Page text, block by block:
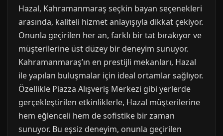
Hazal, Kahramanmaraş seçkin bayan seçenekleri
arasında, kaliteli hizmet anlayışıyla dikkat çekiyor.
Onunla geçirilen her an, farklı bir tat bırakıyor ve
müşterilerine üst düzey bir deneyim sunuyor.
Kahramanmaraş’ın en prestijli mekanları, Hazal
ile yapılan buluşmalar için ideal ortamlar sağlıyor.
Özellikle Piazza Alışveriş Merkezi gibi yerlerde
gerçekleştirilen etkinliklerle, Hazal müşterilerine
hem eğlenceli hem de sofistike bir zaman
sunuyor. Bu eşsiz deneyim, onunla geçirilen